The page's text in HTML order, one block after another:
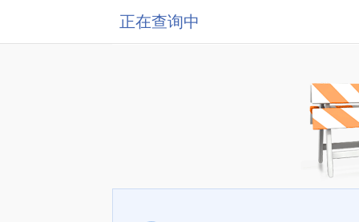
正在查询中